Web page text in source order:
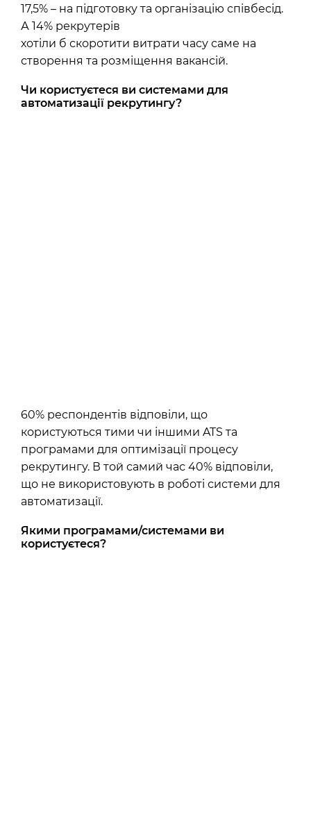
17,5% – на підготовку та організацію співбесід.
А 14% рекрутерів
хотіли б скоротити витрати часу саме на
створення та розміщення вакансій.
Чи користуєтеся ви системами для
автоматизації рекрутингу?
60% респондентів відповіли, що
користуються тими чи іншими ATS та
програмами для оптимізації процесу
рекрутингу. В той самий час 40% відповіли,
що не використовують в роботі системи для
автоматизації.
Якими програмами/системами ви
користуєтеся?